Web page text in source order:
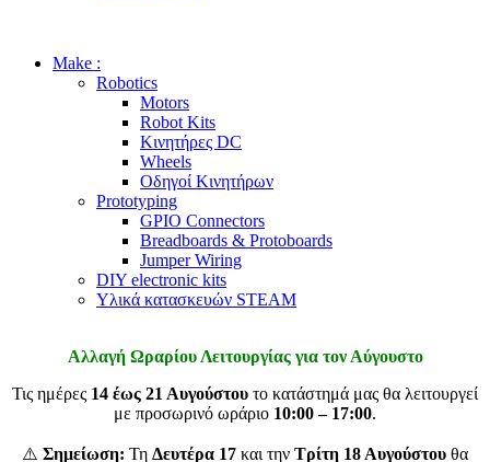
Make :
Robotics
Motors
Robot Kits
Κινητήρες DC
Wheels
Οδηγοί Κινητήρων
Prototyping
GPIO Connectors
Breadboards & Protoboards
Jumper Wiring
DIY electronic kits
Υλικά κατασκευών STEAM
Αλλαγή Ωραρίου Λειτουργίας για τον Αύγουστο
Τις ημέρες 14 έως 21 Αυγούστου το κατάστημά μας θα λειτουργεί
με προσωρινό ωράριο 10:00 – 17:00.
⚠️ Σημείωση: Τη Δευτέρα 17 και την Τρίτη 18 Αυγούστου θα